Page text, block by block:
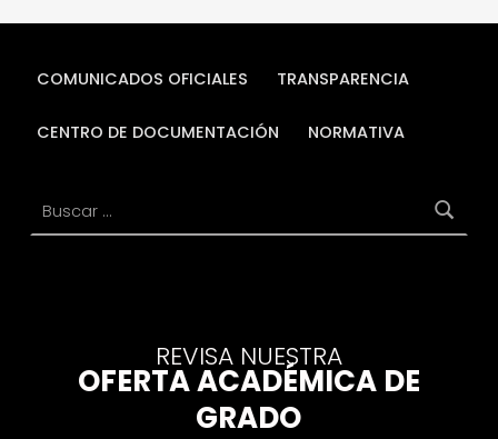
COMUNICADOS OFICIALES TRANSPARENCIA
CENTRO DE DOCUMENTACIÓN NORMATIVA
REVISA NUESTRA
OFERTA ACADÉMICA DE
GRADO